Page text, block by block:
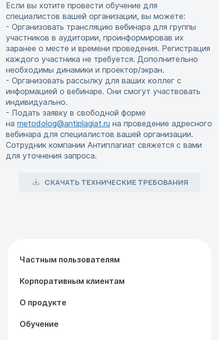
Если вы хотите провести обучение для
специалистов вашей организации, вы можете:
- Организовать трансляцию вебинара для группы
участников в аудитории, проинформировав их
заранее о месте и времени проведения. Регистрация
каждого участника не требуется. Дополнительно
необходимы динамики и проектор/экран.
- Организовать рассылку для ваших коллег с
информацией о вебинаре. Они смогут участвовать
индивидуально.
- Подать заявку в свободной форме
на metodolog@antiplagiat.ru на проведение адресного
вебинара для специалистов вашей организации.
Сотрудник компании Антиплагиат свяжется с вами
для уточнения запроса.
СКАЧАТЬ ТЕХНИЧЕСКИЕ ТРЕБОВАНИЯ
Частным пользователям
Корпоративным клиентам
О продукте
Обучение